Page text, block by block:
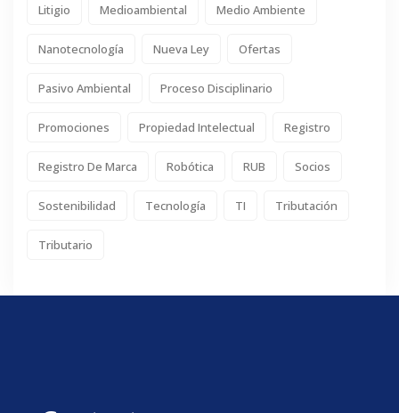
Litigio Medioambiental Medio Ambiente
Nanotecnología Nueva Ley Ofertas
Pasivo Ambiental Proceso Disciplinario
Promociones Propiedad Intelectual Registro
Registro De Marca Robótica RUB Socios
Sostenibilidad Tecnología TI Tributación
Tributario